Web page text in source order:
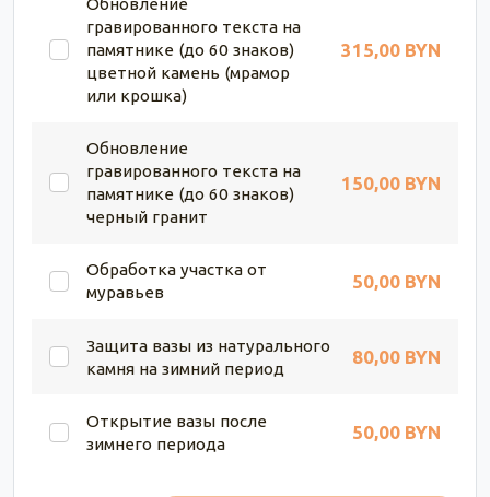
Обновление
гравированного текста на
памятнике (до 60 знаков)
цветной камень (мрамор
или крошка)
315,00 BYN
Обновление
гравированного текста на
памятнике (до 60 знаков)
черный гранит
150,00 BYN
Обработка участка от
муравьев
50,00 BYN
Защита вазы из натурального
камня на зимний период
80,00 BYN
Открытие вазы после
зимнего периода
50,00 BYN